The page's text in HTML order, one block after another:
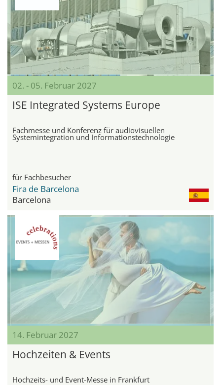
02. - 05. Februar 2027
ISE Integrated Systems Europe
Fachmesse und Konferenz für audiovisuellen
Systemintegration und Informationstechnologie
für Fachbesucher
Fira de Barcelona
Barcelona
14. Februar 2027
Hochzeiten & Events
Hochzeits- und Event-Messe in Frankfurt